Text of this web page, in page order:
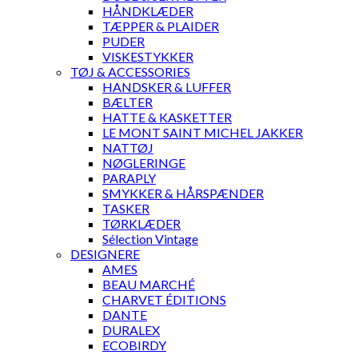
HÅNDKLÆDER
TÆPPER & PLAIDER
PUDER
VISKESTYKKER
TØJ & ACCESSORIES
HANDSKER & LUFFER
BÆLTER
HATTE & KASKETTER
LE MONT SAINT MICHEL JAKKER
NATTØJ
NØGLERINGE
PARAPLY
SMYKKER & HÅRSPÆNDER
TASKER
TØRKLÆDER
Sélection Vintage
DESIGNERE
AMES
BEAU MARCHÉ
CHARVET ÉDITIONS
DANTE
DURALEX
ECOBIRDY